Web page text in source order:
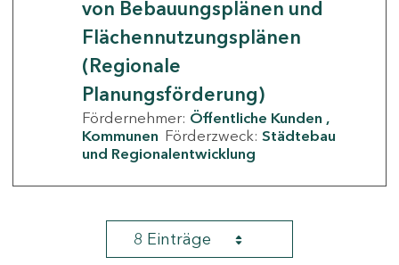
von Bebauungsplänen und
Flächennutzungsplänen
(Regionale
Planungsförderung)
Fördernehmer: Öffentliche Kunden
Kommunen Förderzweck: Städtebau
und Regionalentwicklung
8 Einträge